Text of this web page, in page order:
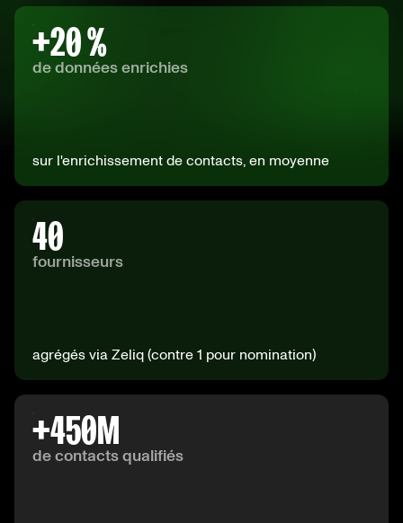
+20 %
de données enrichies
sur l'enrichissement de contacts, en moyenne
40
fournisseurs
agrégés via Zeliq (contre 1 pour nomination)
+450 M
de contacts qualifiés